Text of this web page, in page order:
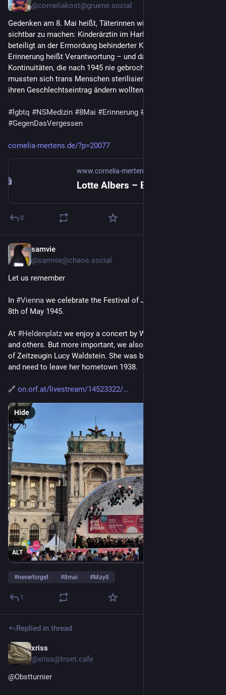
@corneliakost@gruene.social
Gedenken am 8. Mai heißt, Täterinnen wie Lotte Albers
sichtbar zu machen: Kinderärztin im Harburger Alltag, zuvor
beteiligt an der Ermordung behinderter Kinder im KKR.
Erinnerung heißt Verantwortung – und das Benennen von
Kontinuitäten, die nach 1945 nie gebrochen wurden. Bis 2011
mussten sich trans Menschen sterilisieren lassen, wenn sie
ihren Geschlechtseintrag ändern wollten.
# lgbtq #NSMedizin #8Mai #Erinnerung #
#GegenDasVergessen
cornelia-mertens.de/?p=20077
www.cornelia-mertens.de
0
samvie
@samvie@chaos.social
Let us remember
In #Vienna we celebrate the Festival of Joy to remember the
8th of May 1945.
At #Heldenplatz we enjoy a concert by Wiener Symphoniker
and others. But more important, we also listen to the speech
of Zeitzeugin Lucy Waldstein. She was born 1930 in Vienna
and need to leave her hometown 1938.
🔗 on.orf.at/livestream/14523322/
ALT
Hide
#neverforget #8mai #May8
1
Replied in thread
xriss
@xriss@troet.cafe
@Obstturnier